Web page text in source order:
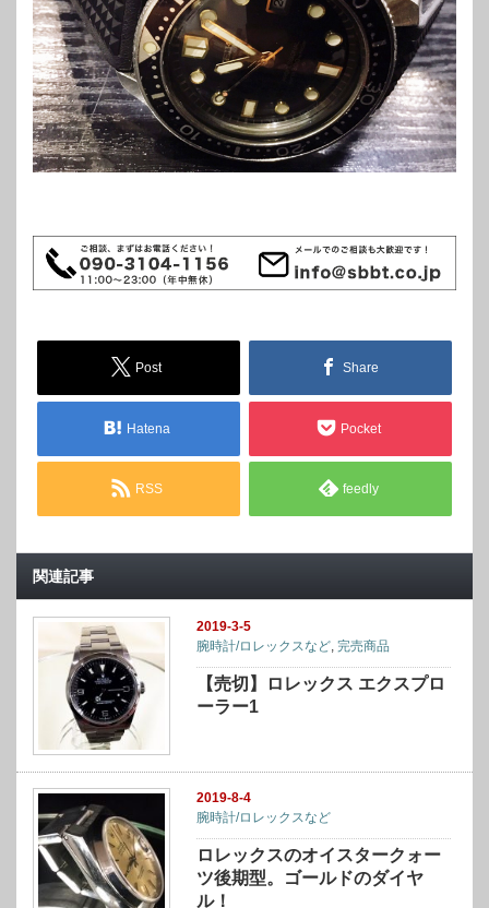
Post Share
Hatena Pocket
RSS feedly
関連記事
2019-3-5
腕時計/ロレックスなど,完売商品
【売切】ロレックス エクスプロ
ーラー1
2019-8-4
腕時計/ロレックスなど
ロレックスのオイスタークォー
ツ後期型。ゴールドのダイヤ
ル！